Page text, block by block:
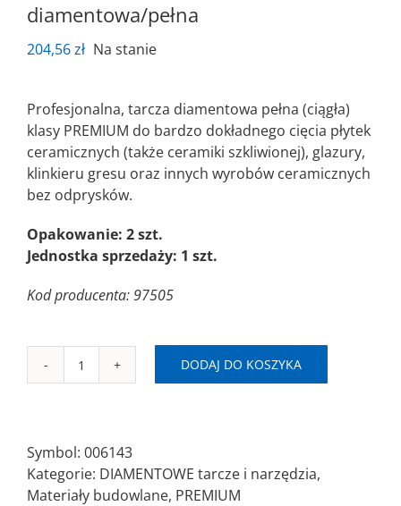
diamentowa/pełna
204,56zł Na stanie
Profesjonalna, tarcza diamentowa pełna (ciągła)
klasy PREMIUM do bardzo dokładnego cięcia płytek
ceramicznych (także ceramiki szkliwionej), glazury,
klinkieru gresu oraz innych wyrobów ceramicznych
bez odprysków.
Opakowanie: 2 szt.
Jednostka sprzedaży: 1 szt.
Kod producenta: 97505
ilość
Piła
diamentowa/pełna
DODAJ DO KOSZYKA
Symbol: 006143
Kategorie: DIAMENTOWE tarcze i narzędzia,
Materiały budowlane, PREMIUM